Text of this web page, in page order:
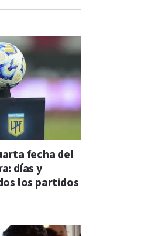
fecha del
días y
los partidos